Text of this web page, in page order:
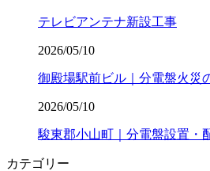
テレビアンテナ新設工事
2026/05/10
御殿場駅前ビル｜分電盤火災
2026/05/10
駿東郡小山町｜分電盤設置・
カテゴリー